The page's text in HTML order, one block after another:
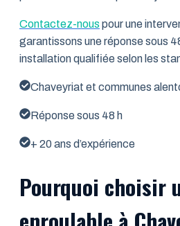
Contactez-nous pour une
garantissons une réponse sous
installation qualifiée selon les
Chaveyriat et communes
Réponse sous 48 h
+ 20 ans d’expérience
Pourquoi choisir